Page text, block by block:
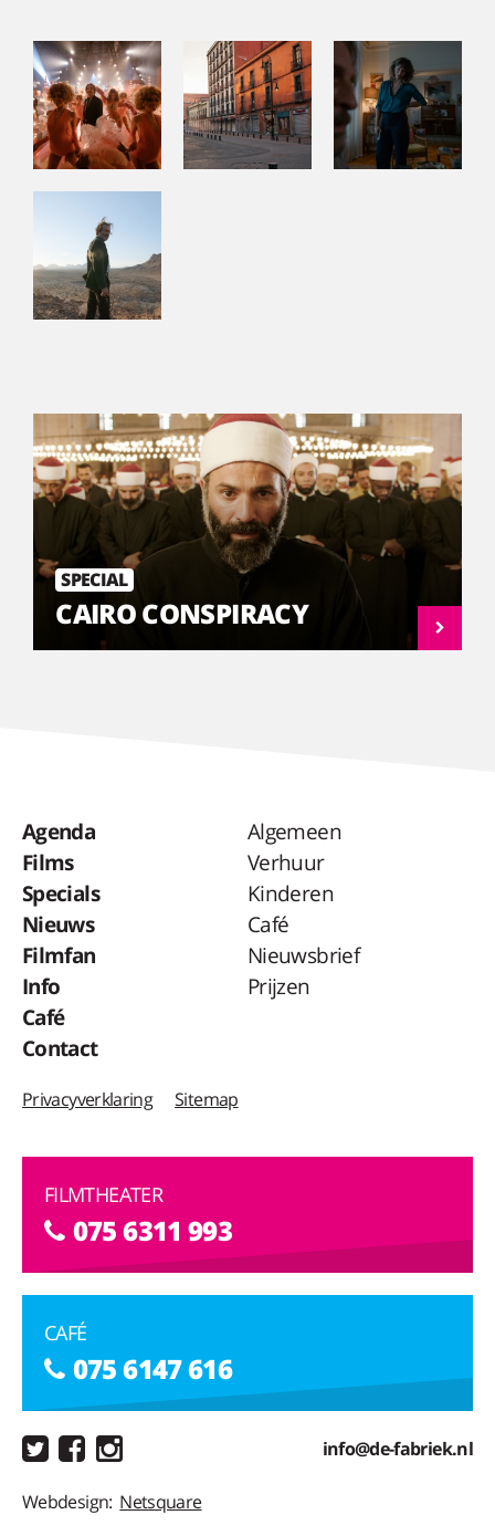
SPECIAL
CAIRO CONSPIRACY
Agenda
Films
Specials
Nieuws
Filmfan
Info
Café
Contact
Algemeen
Verhuur
Kinderen
Café
Nieuwsbrief
Prijzen
Privacyverklaring Sitemap
FILMTHEATER
075 6311 993
CAFÉ
075 6147 616
info@de-fabriek.nl
Webdesign: Netsquare